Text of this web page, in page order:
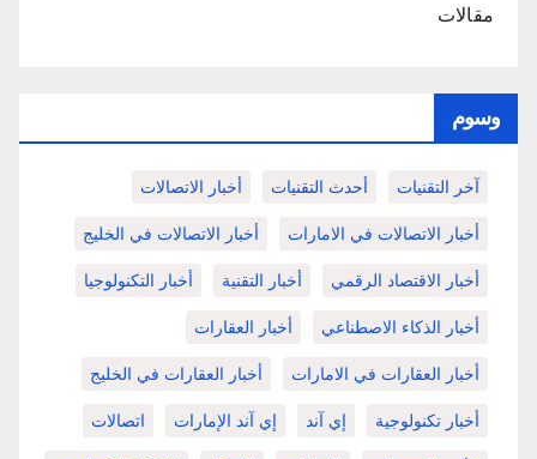
مقالات
وسوم
آخر التقنيات أحدث التقنيات أخبار الاتصالات
أخبار الاتصالات في الامارات أخبار الاتصالات في الخليج
أخبار الاقتصاد الرقمي أخبار التقنية أخبار التكنولوجيا
أخبار الذكاء الاصطناعي أخبار العقارات
أخبار العقارات في الامارات أخبار العقارات في الخليج
أخبار تكنولوجية إي آند إي آند الإمارات اتصالات